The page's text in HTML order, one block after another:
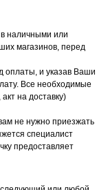
наличными или
магазинов, перед
оплаты, и указав Ваши
Все необходимые
на доставку)
не нужно приезжать
специалист
предоставляет